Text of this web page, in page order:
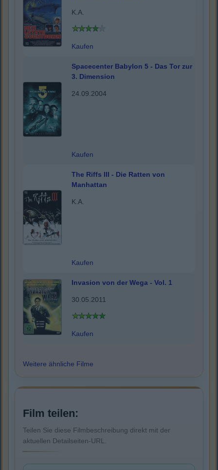
K.A.
Kaufen
Spacecenter Babylon 5 - Das Tor zur
3. Dimension
24.09.2004
Kaufen
The Riffs III - Die Ratten von
Manhattan
K.A.
Kaufen
Invasion von der Wega - Vol. 1
30.05.2011
Kaufen
Weitere ähnliche Filme
Film teilen:
Teilen Sie diese Filmbeschreibung direkt mit der
aktuellen Detailseiten-URL.